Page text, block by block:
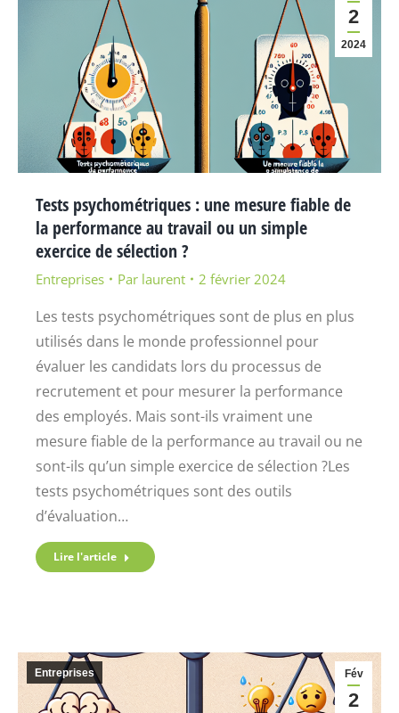
2
2024
Tests psychométriques : une mesure fiable de
la performance au travail ou un simple
exercice de sélection ?
Entreprises Par laurent 2 février 2024
Les tests psychométriques sont de plus en plus
utilisés dans le monde professionnel pour
évaluer les candidats lors du processus de
recrutement et pour mesurer la performance
des employés. Mais sont-ils vraiment une
mesure fiable de la performance au travail ou ne
sont-ils qu’un simple exercice de sélection ?Les
tests psychométriques sont des outils
d’évaluation…
Lire l'article
Fév
2
Entreprises